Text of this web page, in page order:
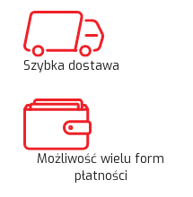
Szybka dostawa
Możliwość wielu form
płatności